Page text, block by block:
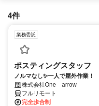
4件
業務委託
ポスティングスタッフ
ノルマなし✨一人で屋外作業！
株式会社One arrow
フルリモート
完全歩合制